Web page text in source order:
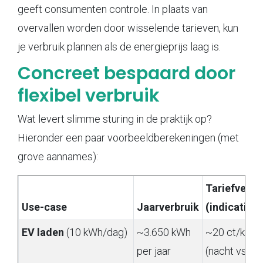
geeft consumenten controle. In plaats van
overvallen worden door wisselende tarieven, kun
je verbruik plannen als de energieprijs laag is.
Concreet bespaard door
flexibel verbruik
Wat levert slimme sturing in de praktijk op?
Hieronder een paar voorbeeldberekeningen (met
grove aannames):
Use-case Jaarverbruik (indicatief)
EV laden (10 kWh/dag)
~3.650 kWh
per jaar
~20 ct/kWh
(nacht vs